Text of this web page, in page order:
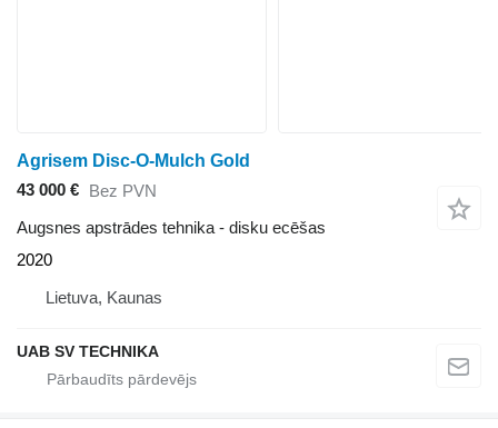
Agrisem Disc-O-Mulch Gold
43 000 € Bez PVN
Augsnes apstrādes tehnika - disku ecēšas
2020
Lietuva, Kaunas
UAB SV TECHNIKA